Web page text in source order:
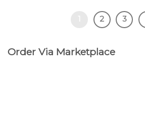
2 3
Order Via Marketplace